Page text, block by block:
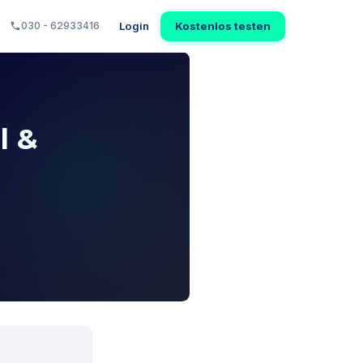
030 - 62933416 Login Kostenlos testen
&